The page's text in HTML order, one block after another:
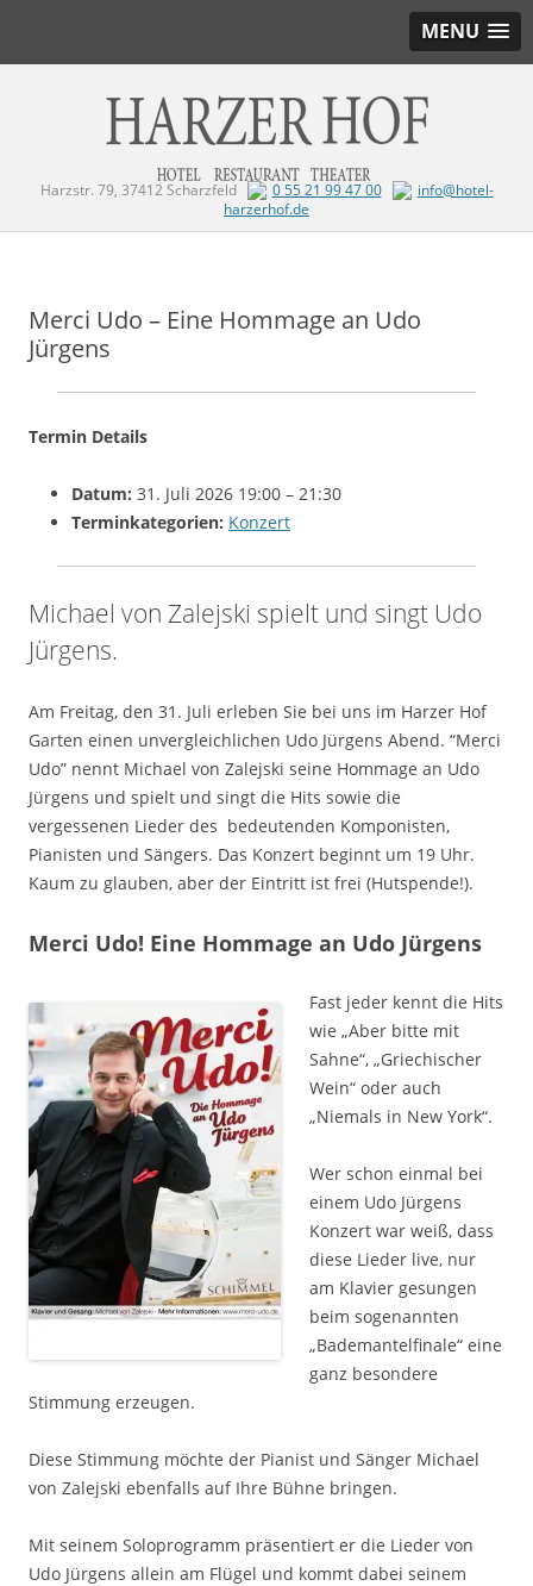
MENU
Harzstr. 79, 37412 Scharzfeld 0 55 21 99 47 00
info@hotel-
harzerhof.de
Merci Udo – Eine Hommage an Udo
Jürgens
Termin Details
Datum: 31. Juli 2026 19:00 – 21:30
Terminkategorien: Konzert
Michael von Zalejski spielt und singt Udo
Jürgens.
Am Freitag, den 31. Juli erleben Sie bei uns im Harzer Hof
Garten einen unvergleichlichen Udo Jürgens Abend. “Merci
Udo” nennt Michael von Zalejski seine Hommage an Udo
Jürgens und spielt und singt die Hits sowie die
vergessenen Lieder des bedeutenden Komponisten,
Pianisten und Sängers. Das Konzert beginnt um 19 Uhr.
Kaum zu glauben, aber der Eintritt ist frei (Hutspende!).
Merci Udo! Eine Hommage an Udo Jürgens
Fast jeder kennt die Hits
wie „Aber bitte mit
Sahne“, „Griechischer
Wein“ oder auch
„Niemals in New York“.
Wer schon einmal bei
einem Udo Jürgens
Konzert war weiß, dass
diese Lieder live, nur
am Klavier gesungen
beim sogenannten
„Bademantelfinale“ eine
ganz besondere
Stimmung erzeugen.
Diese Stimmung möchte der Pianist und Sänger Michael
von Zalejski ebenfalls auf Ihre Bühne bringen.
Mit seinem Soloprogramm präsentiert er die Lieder von
Udo Jürgens allein am Flügel und kommt dabei seinem